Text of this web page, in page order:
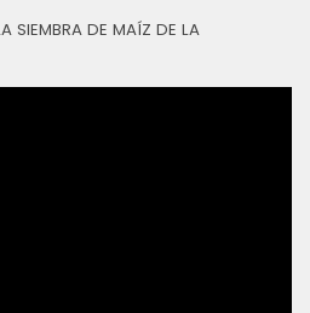
SIEMBRA DE MAÍZ DE LA